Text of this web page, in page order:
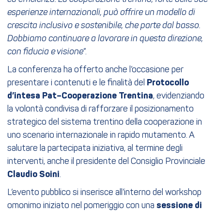
esperienze internazionali, può offrire un modello di
crescita inclusivo e sostenibile, che parte dal basso.
Dobbiamo continuare a lavorare in questa direzione,
con fiducia e visione”.
La conferenza ha offerto anche l’occasione per
presentare i contenuti e le finalità del
Protocollo
d’intesa Pat–Cooperazione Trentina, evidenziando
la volontà condivisa di rafforzare il posizionamento
strategico del sistema trentino della cooperazione in
uno scenario internazionale in rapido mutamento. A
salutare la partecipata iniziativa, al termine degli
interventi, anche il presidente del Consiglio Provinciale
Claudio Soini.
L’evento pubblico si inserisce all’interno del workshop
omonimo iniziato nel pomeriggio con una sessione di